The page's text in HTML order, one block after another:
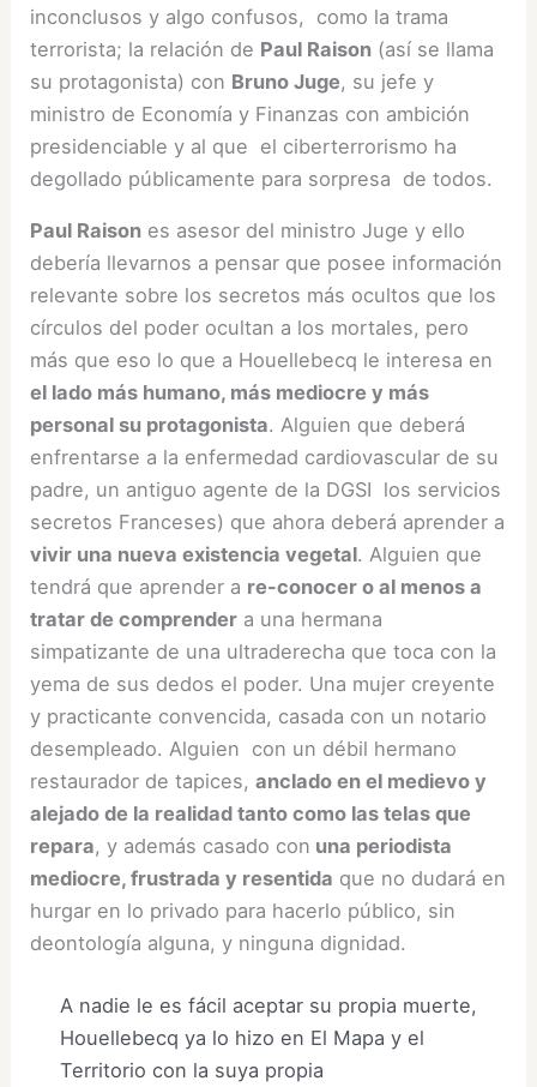
inconclusos y algo confusos, como la trama
terrorista; la relación de Paul Raison (así se llama
su protagonista) con Bruno Juge, su jefe y
ministro de Economía y Finanzas con ambición
presidenciable y al que el ciberterrorismo ha
degollado públicamente para sorpresa de todos.
Paul Raison es asesor del ministro Juge y ello
debería llevarnos a pensar que posee información
relevante sobre los secretos más ocultos que los
círculos del poder ocultan a los mortales, pero
más que eso lo que a Houellebecq le interesa en
el lado más humano, más mediocre y más
personal su protagonista. Alguien que deberá
enfrentarse a la enfermedad cardiovascular de su
padre, un antiguo agente de la DGSI los servicios
secretos Franceses) que ahora deberá aprender a
vivir una nueva existencia vegetal. Alguien que
tendrá que aprender a re-conocer o al menos a
tratar de comprender a una hermana
simpatizante de una ultraderecha que toca con la
yema de sus dedos el poder. Una mujer creyente
y practicante convencida, casada con un notario
desempleado. Alguien con un débil hermano
restaurador de tapices,anclado en el medievo y
alejado de la realidad tanto como las telas que
repara, y además casado con una periodista
mediocre, frustrada y resentida que no dudará en
hurgar en lo privado para hacerlo público, sin
deontología alguna, y ninguna dignidad.
A nadie le es fácil aceptar su propia muerte,
Houellebecq ya lo hizo en El Mapa y el
Territorio con la suya propia